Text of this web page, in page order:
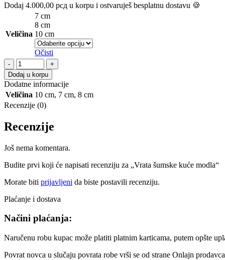
Dodaj 4.000,00 рсд u korpu i ostvaruješ besplatnu dostavu 🍪
Veličina
7 cm
8 cm
10 cm
Očisti
Vrata
šumske
kuće
modla
količina
Dodaj u korpu
Dodatne informacije
Veličina 10 cm, 7 cm, 8 cm
Recenzije (0)
Recenzije
Još nema komentara.
Budite prvi koji će napisati recenziju za „Vrata šumske kuće modla“
Morate biti prijavljeni da biste postavili recenziju.
Plaćanje i dostava
Načini plaćanja:
Naručenu robu kupac može platiti platnim karticama, putem opšte
Povrat novca u slučaju povrata robe vrši se od strane Onlajn